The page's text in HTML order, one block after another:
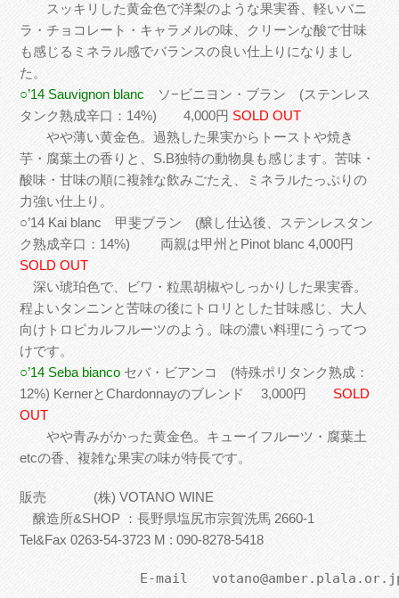
スッキリした黄金色で洋梨のような果実香、軽いバニ
ラ・チョコレート・キャラメルの味、クリーンな酸で甘味
も感じるミネラル感でバランスの良い仕上りになりまし
た。
○’14 Sauvignon blanc ソ−ビニヨン・ブラン (ステンレス
タンク熟成辛口：14%) 4,000円SOLD OUT
やや薄い黄金色。過熟した果実からトーストや焼き
芋・腐葉土の香りと、S.B独特の動物臭も感じます。苦味・
酸味・甘味の順に複雑な飲みごたえ、ミネラルたっぷりの
力強い仕上り。
○’14 Kai blanc 甲斐ブラン (醸し仕込後、ステンレスタン
ク熟成辛口：14%) 両親は甲州とPinot blanc 4,000円
SOLD OUT
深い琥珀色で、ビワ・粒黒胡椒やしっかりした果実香。
程よいタンニンと苦味の後にトロリとした甘味感じ、大人
向けトロピカルフルーツのよう。味の濃い料理にうってつ
けです。
○’14 Seba bianco セバ・ビアンコ (特殊ポリタンク熟成：
12%) KernerとChardonnayのブレンド 3,000円SOLD
OUT
やや青みがかった黄金色。キューイフルーツ・腐葉土
etcの香、複雑な果実の味が特長です。
販売 (株) VOTANO WINE
醸造所&SHOP ：長野県塩尻市宗賀洗馬 2660-1
Tel&Fax 0263-54-3723 M : 090-8278-5418
E-mail